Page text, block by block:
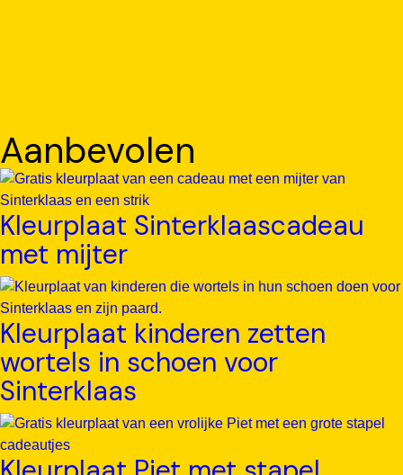
Aanbevolen
Kleurplaat Sinterklaascadeau
met mijter
Kleurplaat kinderen zetten
wortels in schoen voor
Sinterklaas